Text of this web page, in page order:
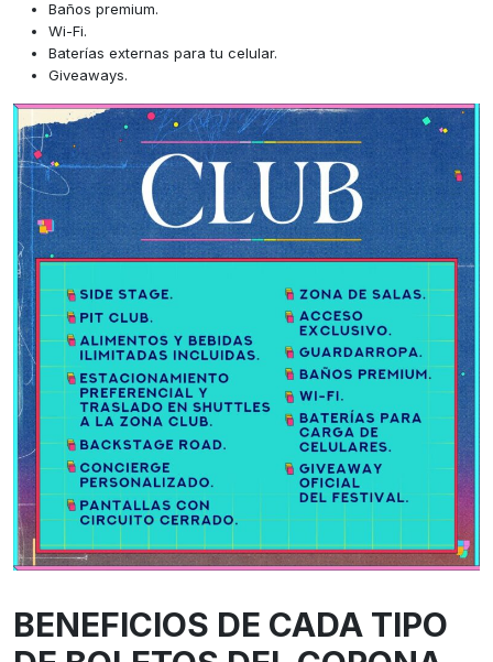
Baños premium.
Wi-Fi.
Baterías externas para tu celular.
Giveaways.
BENEFICIOS DE CADA TIPO